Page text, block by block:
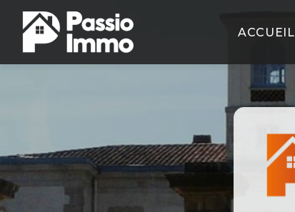
Aller
contenu
principal
ACCUEIL